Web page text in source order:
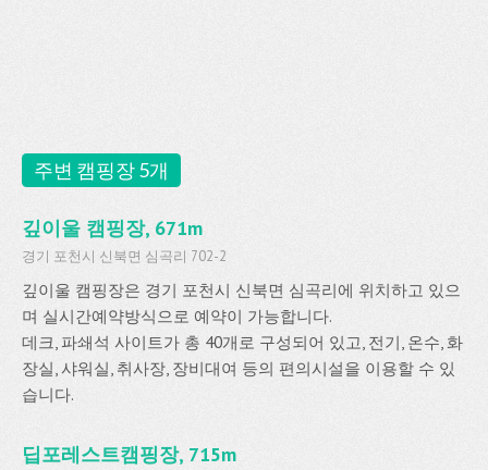
주변 캠핑장 5개
깊이울 캠핑장, 671m
경기 포천시 신북면 심곡리 702-2
깊이울 캠핑장은 경기 포천시 신북면 심곡리에 위치하고 있으
며 실시간예약방식으로 예약이 가능합니다.
데크, 파쇄석 사이트가 총 40개로 구성되어 있고, 전기, 온수, 화
장실, 샤워실, 취사장, 장비대여 등의 편의시설을 이용할 수 있
습니다.
딥포레스트캠핑장, 715m